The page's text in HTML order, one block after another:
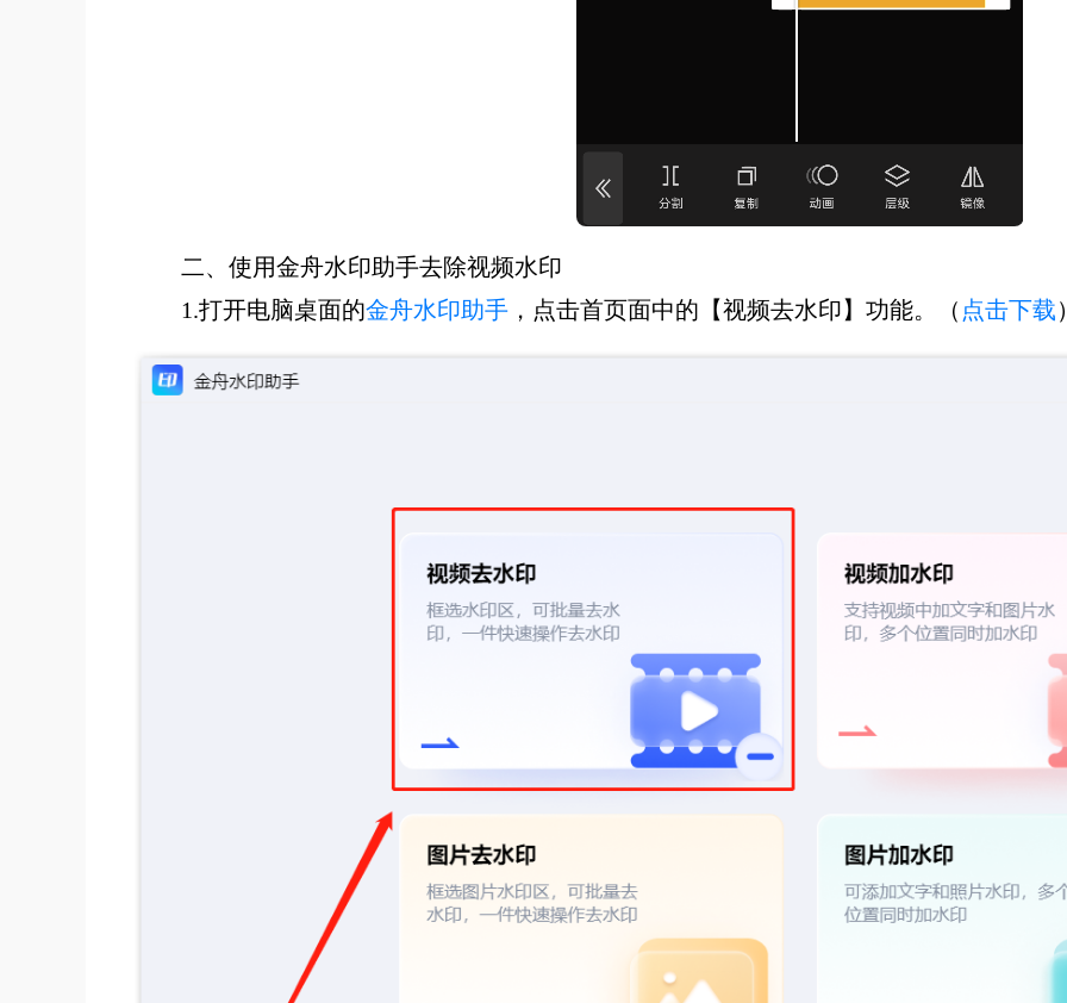
二、使用金舟水印助手去除视频水印
1.打开电脑桌面的金舟水印助手 ，点击首页面中的【视频去水印】功能。（ 点击下载